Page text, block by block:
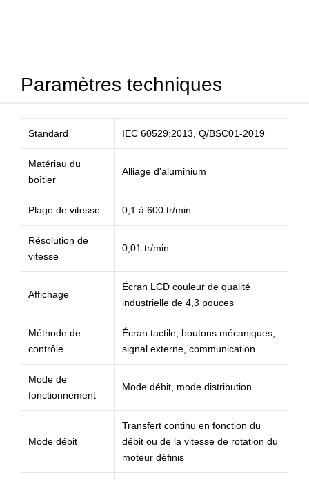
Paramètres techniques
Standard IEC 60529:2013, Q/BSC01-2019
Matériau du
boîtier
Alliage d'aluminium
Plage de vitesse 0,1 à 600 tr/min
Résolution de
vitesse
0,01 tr/min
Affichage
Écran LCD couleur de qualité
industrielle de 4,3 pouces
Méthode de
contrôle
Écran tactile, boutons mécaniques,
signal externe, communication
Mode de
fonctionnement
Mode débit, mode distribution
Mode débit
Transfert continu en fonction du
débit ou de la vitesse de rotation du
moteur définis